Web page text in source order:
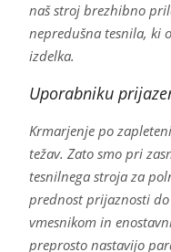
naš stroj brezhibno
nepredušna tesnila, ki
izdelka.
Uporabniku
Krmarjenje po
težav. Zato smo pri
tesnilnega stroja za
prednost prijaznosti
vmesnikom in
preprosto nastavijo